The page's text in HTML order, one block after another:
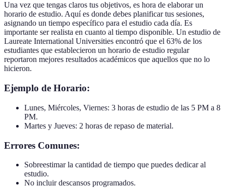
Una vez que tengas claros tus objetivos, es hora de elaborar un
horario de estudio. Aquí es donde debes planificar tus sesiones,
asignando un tiempo específico para el estudio cada día. Es
importante ser realista en cuanto al tiempo disponible. Un estudio de
Laureate International Universities encontró que el 63% de los
estudiantes que establecieron un horario de estudio regular
reportaron mejores resultados académicos que aquellos que no lo
hicieron.
Ejemplo de Horario:
Lunes, Miércoles, Viernes: 3 horas de estudio de las 5 PM a 8
PM.
Martes y Jueves: 2 horas de repaso de material.
Errores Comunes:
Sobreestimar la cantidad de tiempo que puedes dedicar al
estudio.
No incluir descansos programados.